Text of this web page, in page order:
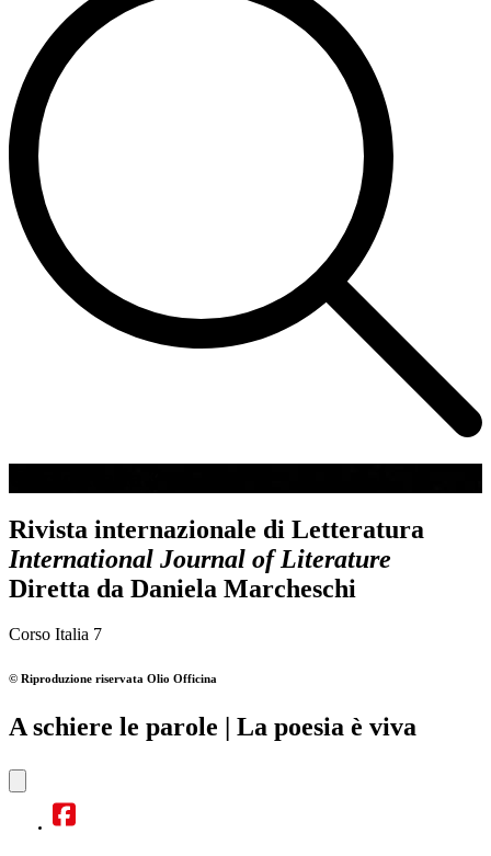
Rivista internazionale di Letteratura
International Journal of Literature
Diretta da Daniela Marcheschi
Corso Italia 7
© Riproduzione riservata Olio Officina
A schiere le parole | La poesia è viva